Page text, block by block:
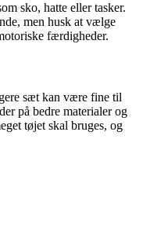
sko, hatte eller tasker.
men husk at vælge
færdigheder.
sæt kan være fine til
på bedre materialer og
tøjet skal bruges, og